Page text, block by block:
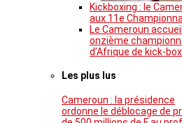
Kickboxing : le
aux 11e
Le Cameroun
onzième
d’Afrique de kick-
Les plus lus
Cameroun : la présidence
ordonne le déblocage de